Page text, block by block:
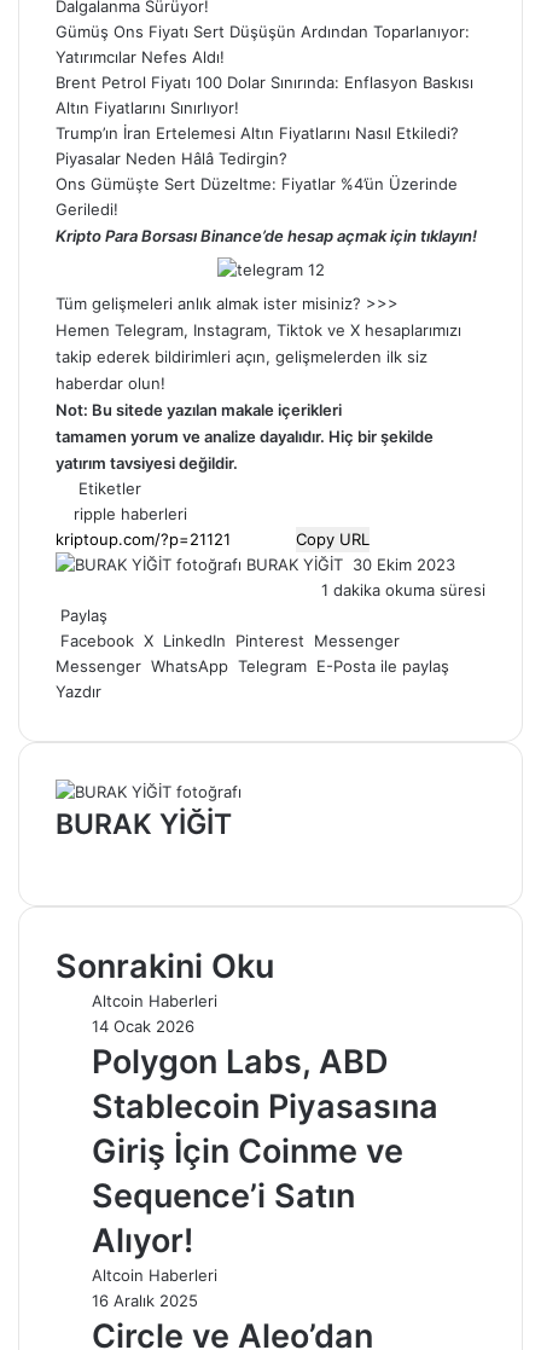
Dalgalanma Sürüyor!
Gümüş Ons Fiyatı Sert Düşüşün Ardından Toparlanıyor:
Yatırımcılar Nefes Aldı!
Brent Petrol Fiyatı 100 Dolar Sınırında: Enflasyon Baskısı
Altın Fiyatlarını Sınırlıyor!
Trump’ın İran Ertelemesi Altın Fiyatlarını Nasıl Etkiledi?
Piyasalar Neden Hâlâ Tedirgin?
Ons Gümüşte Sert Düzeltme: Fiyatlar %4’ün Üzerinde
Geriledi!
Kripto Para Borsası Binance’de hesap açmak için tıklayın!
Tüm gelişmeleri anlık almak ister misiniz? >>>
Hemen Telegram, Instagram, Tiktok ve X hesaplarımızı
takip ederek bildirimleri açın, gelişmelerden ilk siz
haberdar olun!
Not: Bu sitede yazılan makale içerikleri
tamamen yorum ve analize dayalıdır. Hiç bir şekilde
yatırım tavsiyesi değildir.
Etiketler
ripple haberleri
Copy URL
BURAK YİĞİT Bir
e-
göndermek
30 Ekim 2023
1 dakika okuma süresi
Paylaş
Facebook X LinkedIn Pinterest
Messenger
Messenger WhatsApp Telegram E-Posta ile paylaş
Yazdır
BURAK YİĞİT
Sonrakini Oku
Altcoin Haberleri
14 Ocak 2026
Polygon Labs, ABD
Stablecoin Piyasasına
Giriş İçin Coinme ve
Sequence’i Satın
Alıyor!
Altcoin Haberleri
16 Aralık 2025
Circle ve Aleo’dan